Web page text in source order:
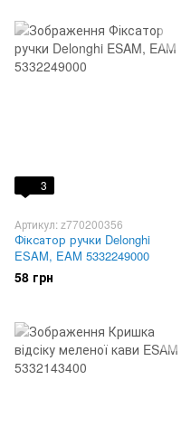
3
Артикул: z770200356
Фіксатор ручки Delonghi
ESAM, EAM 5332249000
58 грн